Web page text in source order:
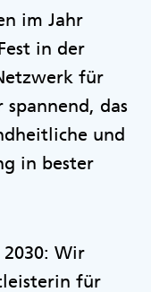
im Jahr
in der
für
das
und
in bester
2030: Wir
für